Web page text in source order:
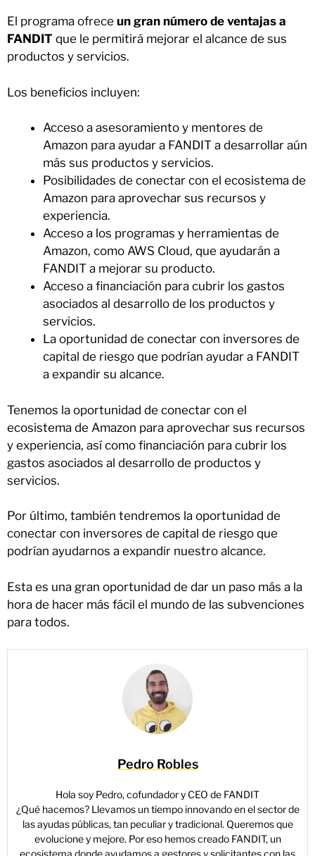
El programa ofrece un gran número de ventajas a
FANDIT que le permitirá mejorar el alcance de sus
productos y servicios.
Los beneficios incluyen:
Acceso a asesoramiento y mentores de
Amazon para ayudar a FANDIT a desarrollar aún
más sus productos y servicios.
Posibilidades de conectar con el ecosistema de
Amazon para aprovechar sus recursos y
experiencia.
Acceso a los programas y herramientas de
Amazon, como AWS Cloud, que ayudarán a
FANDIT a mejorar su producto.
Acceso a financiación para cubrir los gastos
asociados al desarrollo de los productos y
servicios.
La oportunidad de conectar con inversores de
capital de riesgo que podrían ayudar a FANDIT
a expandir su alcance.
Tenemos la oportunidad de conectar con el
ecosistema de Amazon para aprovechar sus recursos
y experiencia, así como financiación para cubrir los
gastos asociados al desarrollo de productos y
servicios.
Por último, también tendremos la oportunidad de
conectar con inversores de capital de riesgo que
podrían ayudarnos a expandir nuestro alcance.
Esta es una gran oportunidad de dar un paso más a la
hora de hacer más fácil el mundo de las subvenciones
para todos.
Pedro Robles
Hola soy Pedro, cofundador y CEO de FANDIT
¿Qué hacemos? Llevamos un tiempo innovando en el sector de
las ayudas públicas, tan peculiar y tradicional. Queremos que
evolucione y mejore. Por eso hemos creado FANDIT, un